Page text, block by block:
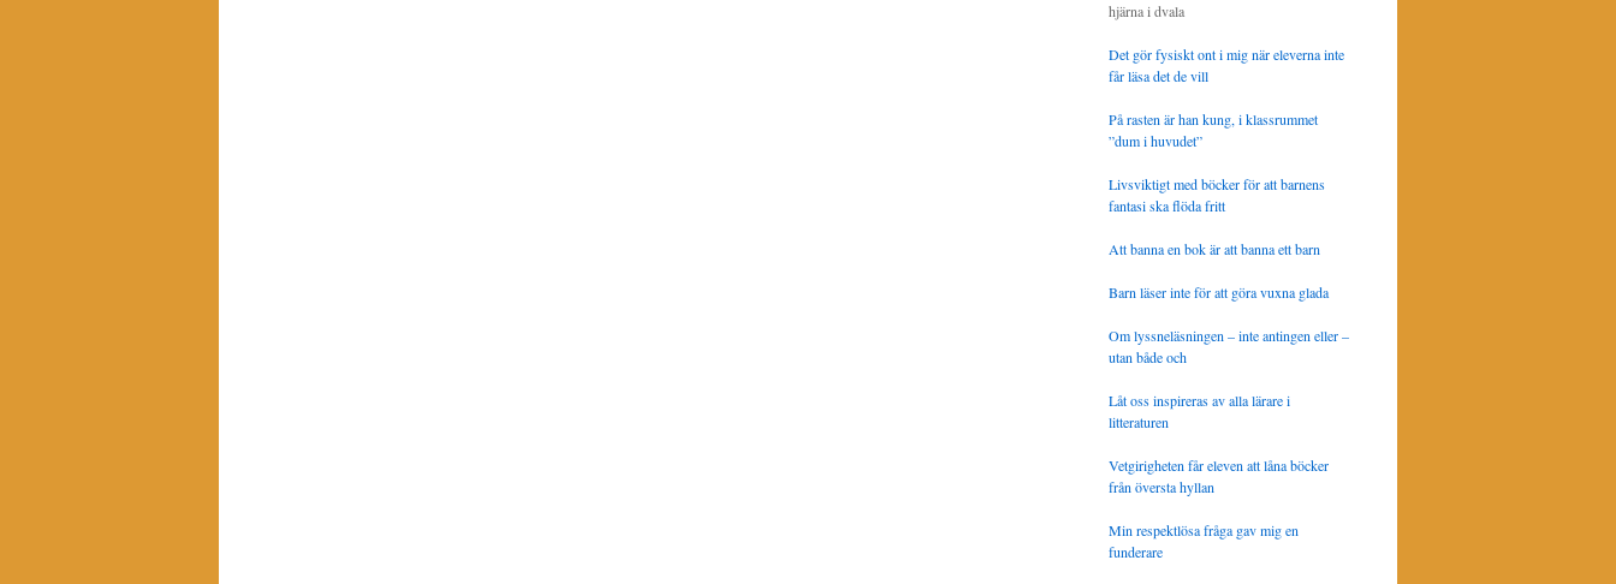
hjärna i dvala
Det gör fysiskt ont i mig när eleverna inte
får läsa det de vill
På rasten är han kung, i klassrummet
”dum i huvudet”
Livsviktigt med böcker för att barnens
fantasi ska flöda fritt
Att banna en bok är att banna ett barn
Barn läser inte för att göra vuxna glada
Om lyssneläsningen – inte antingen eller –
utan både och
Låt oss inspireras av alla lärare i
litteraturen
Vetgirigheten får eleven att låna böcker
från översta hyllan
Min respektlösa fråga gav mig en
funderare